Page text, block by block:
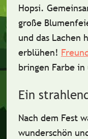
Hopsi.
große
und das Lachen
erblühen!
bringen Farbe in
Ein
Nach dem Fest
wunderschön